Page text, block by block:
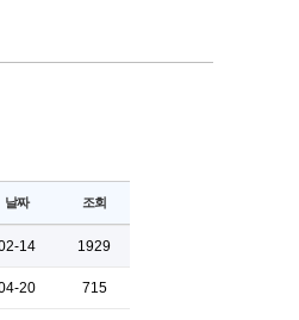
날짜 조회
14 1929
20 715